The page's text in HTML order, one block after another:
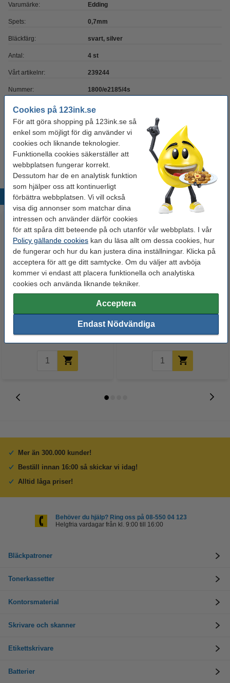
Cookies på 123ink.se
För att göra shopping på 123ink.se så
enkel som möjligt för dig använder vi
cookies och liknande teknologier.
Funktionella cookies säkerställer att
webbplatsen fungerar korrekt.
Dessutom har de en analytisk funktion
som hjälper oss att kontinuerligt
förbättra webbplatsen. Vi vill också
visa dig annonser som matchar dina
intressen och använder därför cookies
för att spåra ditt beteende på och utanför vår webbplats. I vår
Policy gällande cookies kan du läsa allt om dessa cookies, hur
de fungerar och hur du kan justera dina inställningar. Klicka på
acceptera för att ge ditt samtycke. Om du väljer att avböja
kommer vi endast att placera funktionella och analytiska
cookies och använda liknande tekniker.
Acceptera
Endast Nödvändiga
Varumärke: Edding
Spets: 0,7mm
Bläckfärg: svart, silver
Antal: 4 st
Vårt artikelnr: 239244
Nummer: 1800/e2185/4s
Glöm inte att beställa!
Millimeterblock A4 | 80g | 123ink | 25 ark
Populära produkter
POSCA PC-8K Märkpenna 8mm
sorterade färger mejsel | 16st
POSCA PC-1MC/5M/8K
Märkpenna sorterade storlekar
svart | 3st
139,50 kr
Mer än 300.000 kunder!
Beställ innan 16:00 så skickar vi idag!
Alltid låga priser!
Behöver du hjälp? Ring oss på 08-550 04 123
Helgfria vardagar från kl. 9:00 till 16:00
Bläckpatroner
Tonerkassetter
Kontorsmaterial
Skrivare och skanner
Etikettskrivare
Batterier